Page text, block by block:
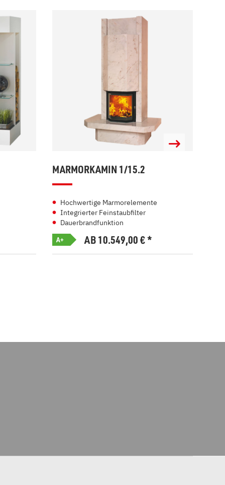
MARMORKAMIN 1/15.2
Hochwertige Marmorelemente
Integrierter Feinstaubfilter
Dauerbrandfunktion
A+ AB 10.549,00€*